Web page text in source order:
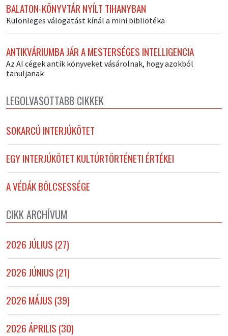
BALATON-KÖNYVTÁR NYÍLT TIHANYBAN
Különleges válogatást kínál a mini bibliotéka
ANTIKVÁRIUMBA JÁR A MESTERSÉGES INTELLIGENCIA
Az AI cégek antik könyveket vásárolnak, hogy azokból
tanuljanak
LEGOLVASOTTABB CIKKEK
SOKARCÚ INTERJÚKÖTET
EGY INTERJÚKÖTET KULTÚRTÖRTÉNETI ÉRTÉKEI
A VÉDÁK BÖLCSESSÉGE
CIKK ARCHÍVUM
2026 JÚLIUS (27)
2026 JÚNIUS (21)
2026 MÁJUS (39)
2026 ÁPRILIS (30)